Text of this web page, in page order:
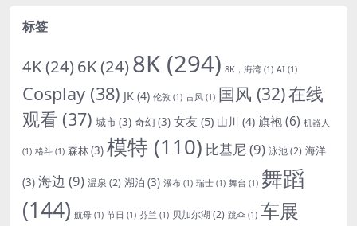
标签
4K(24)6K(24)8K (294) 8K，海湾 (1) AI (1)
Cosplay (38) JK (4) 伦敦 (1) 古风 (1) 国风 (32)在线
观看 (37) 城市(3) 奇幻 (3) 女友 (5) 山川 (4) 旗袍(6) 机器人
(1) 格斗 (1) 森林(3) 模特 (110) 比基尼(9) 泳池(2) 海洋
(3) 海边 (9) 温泉 (2) 湖泊 (3) 瀑布 (1) 瑞士 (1) 舞台 (1) 舞蹈
(144) 航母 (1) 节日 (1) 芬兰 (1) 贝加尔湖 (2) 跳伞 (1) 车展